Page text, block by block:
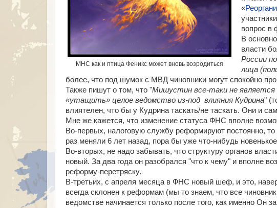
МНС как и птица Феникс может вновь возродиться
«
вопрос в
В
власти
России
лица
более, что под шумок с МВД чиновники могут спокойно
Также пишут о том, что "Мишустин все-таки не
«утащить» целое ведомство из-под влияния Кудрина"
влиятелен, что бы у Кудрина таскать/не таскать. Они и
Мне же кажется, что изменение статуса ФНС вполне
Во-первых, налоговую службу реформируют
раз меняли 6 лет назад, пора бы уже что-нибудь
Во-вторых, не надо забывать, что структуру органов
новый. За два года он разобрался "что к чему" и вполне
реформу-перетряску.
В-третьих, с апреля месяца в ФНС новый шеф, и это,
всегда склонен к реформам (мы то знаем, что все
ведомстве начинается только после того, как именно Он